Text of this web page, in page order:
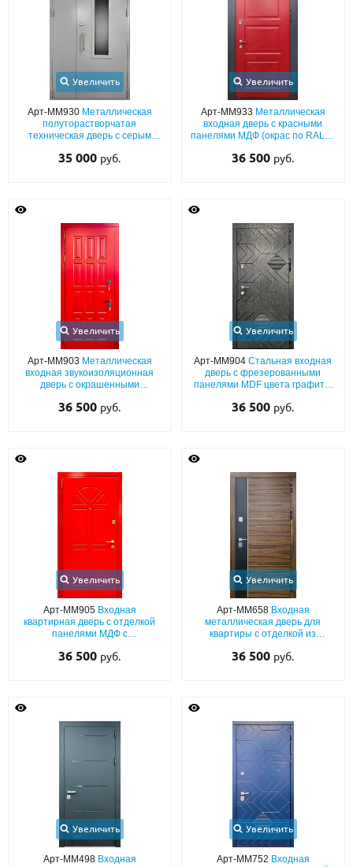
Увеличить
Арт-ММ930 Металлическая
полуторастворчатая
техническая дверь с серым
ручкой-скобой и стеклопакетом
35 000 руб.
Увеличить
Арт-ММ933 Металлическая
входная дверь с красными
панелями МДФ (окрас по RAL) и
шумоизоляцией)
36 500 руб.
Увеличить
Арт-ММ903 Металлическая
входная звукоизоляционная
дверь с окрашенными
оттенок по RAL) с двух сторон
36 500 руб.
Увеличить
Арт-ММ904Стальная входная
дверь с фрезерованными
панелями MDF цвета графит с
звукоизоляцией)
36 500 руб.
Увеличить
Арт-ММ905 Входная
квартирная дверь с отделкой
панелями МДФ с
по RAL) с обеих сторон
36 500 руб.
Увеличить
Арт-ММ658 Входная
металлическая дверь для
квартиры с отделкой из
МДФ со шпоном с обеих сторон
36 500 руб.
Увеличить
Арт-ММ498 Входная
Увеличить
Арт-ММ752 Входная